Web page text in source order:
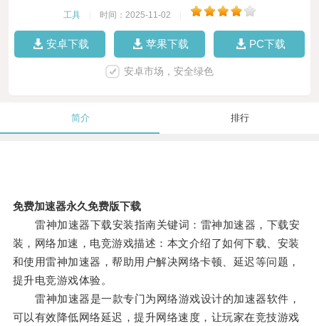
工具 时间：2025-11-02
安卓下载 苹果下载 PC下载
安卓市场，安全绿色
简介 排行
免费加速器永久免费版下载
雷神加速器下载安装指南关键词：雷神加速器，下载安
装，网络加速，电竞游戏描述：本文介绍了如何下载、安装
和使用雷神加速器，帮助用户解决网络卡顿、延迟等问题，
提升电竞游戏体验。
雷神加速器是一款专门为网络游戏设计的加速器软件，
可以有效降低网络延迟，提升网络速度，让玩家在竞技游戏